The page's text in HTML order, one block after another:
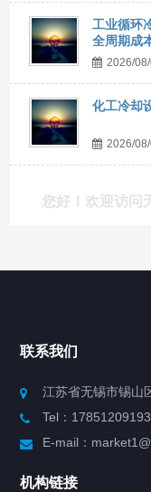
工业循环
全周期成
2026/
化工冷却
2026/
您好！欢迎访问
产品列表
制冷加热动态控温
联系我们
江苏省无锡市锡山
Tel：17851209193
E-mail：
机构链接